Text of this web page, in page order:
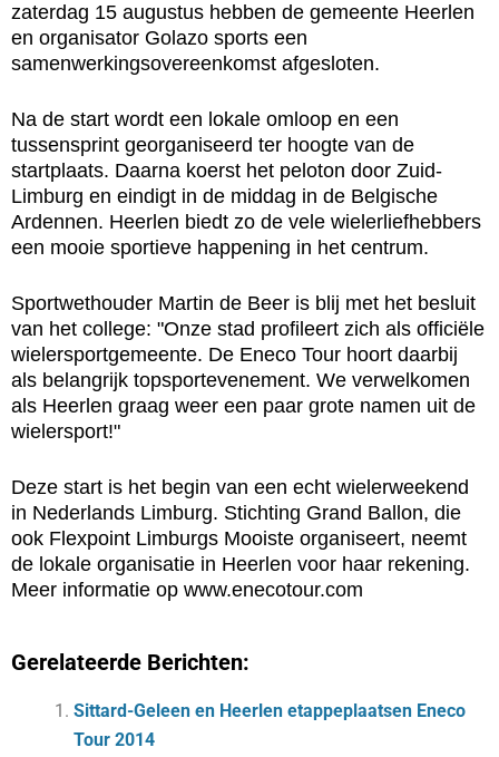
zaterdag 15 augustus hebben de gemeente Heerlen
en organisator Golazo sports een
samenwerkingsovereenkomst afgesloten.
Na de start wordt een lokale omloop en een
tussensprint georganiseerd ter hoogte van de
startplaats. Daarna koerst het peloton door Zuid-
Limburg en eindigt in de middag in de Belgische
Ardennen. Heerlen biedt zo de vele wielerliefhebbers
een mooie sportieve happening in het centrum.
Sportwethouder Martin de Beer is blij met het besluit
van het college: "Onze stad profileert zich als officiële
wielersportgemeente. De Eneco Tour hoort daarbij
als belangrijk topsportevenement. We verwelkomen
als Heerlen graag weer een paar grote namen uit de
wielersport!"
Deze start is het begin van een echt wielerweekend
in Nederlands Limburg. Stichting Grand Ballon, die
ook Flexpoint Limburgs Mooiste organiseert, neemt
de lokale organisatie in Heerlen voor haar rekening.
Meer informatie op www.enecotour.com
Gerelateerde Berichten:
Sittard-Geleen en Heerlen etappeplaatsen Eneco
Tour 2014